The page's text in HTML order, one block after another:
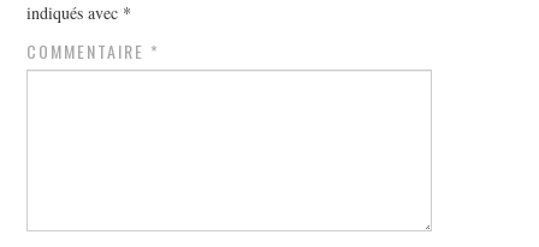
indiqués avec *
COMMENTAIRE *